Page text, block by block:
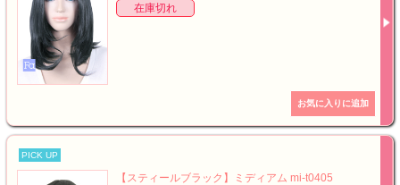
在庫切れ
PICK UP
【スティールブラック】ミディアム mi-t0405